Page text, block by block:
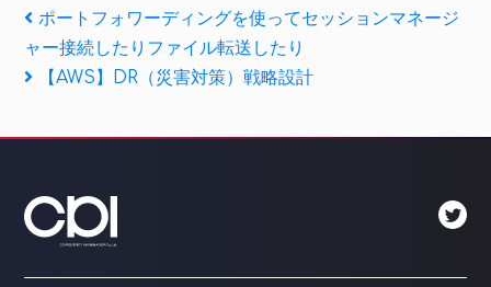
投
稿
ビ
ゲ
ー
シ
Previous
Post
ポートフォワーディングを使ってセッションマネージ
ャー接続したりファイル転送したり
Next
【AWS】DR（災害対策）戦略設計